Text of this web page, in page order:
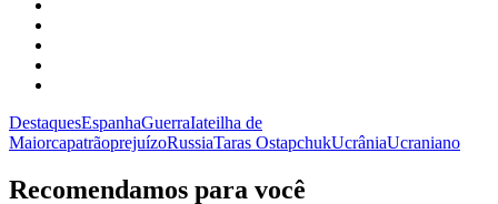
DestaquesEspanhaGuerraIateilha de
MaiorcapatrãoprejuízoRussiaTaras OstapchukUcrâniaUcraniano
Recomendamos para você